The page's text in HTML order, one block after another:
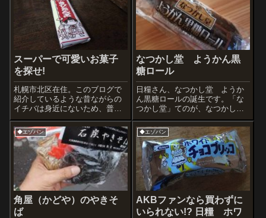
スーパーで可愛いお菓子
を探せ!
札幌市北区在住。このブログで
紹介しているような昔ながらの
イチバは身近にないため、普段
は普通のスーパーマーケットで
買い物をします。野菜ジュース
やパンなどお決まりの品をカゴ
に入れたら、あとは可愛いお菓
子がないだろうかと物色。今回
購入はこれらでご...
なつかし堂 ようかん黒
糖ロール
日糧さん、なつかし堂 ようか
ん黒糖ロールの誕生です。「な
つかし堂」てのが、なつかしさ
を醸し出してるけど・・・・北
海道・東北以外の人には よう
かんパンは懐かしいどころか衝
撃なのでは？確かに北海道の人
にとっては既に懐かしいレベル
に達してるかも。...
◆エゾパン
角屋（かどや）のやきそ
ば
◆エゾパン
AKBファンなら買わずに
いられない!? 日糧 ホワ